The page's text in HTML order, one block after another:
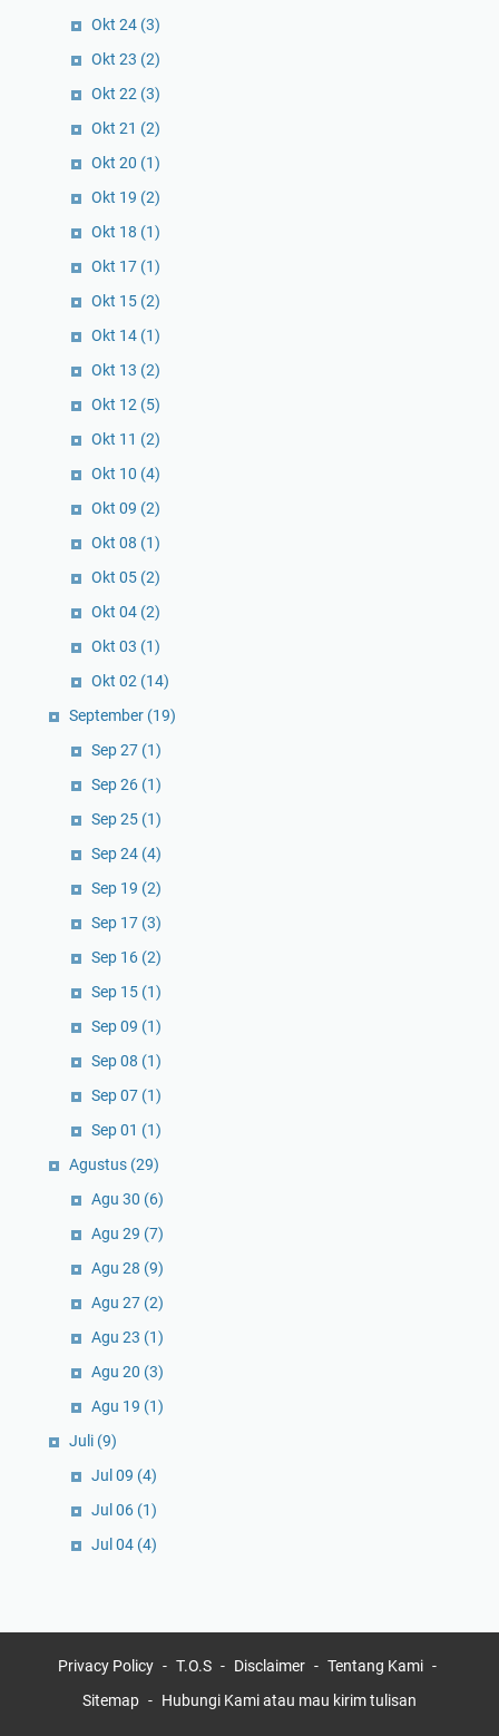
Okt 24 (3)
Okt 23 (2)
Okt 22 (3)
Okt 21 (2)
Okt 20 (1)
Okt 19 (2)
Okt 18 (1)
Okt 17 (1)
Okt 15 (2)
Okt 14 (1)
Okt 13 (2)
Okt 12 (5)
Okt 11 (2)
Okt 10 (4)
Okt 09 (2)
Okt 08 (1)
Okt 05 (2)
Okt 04 (2)
Okt 03 (1)
Okt 02 (14)
September (19)
Sep 27 (1)
Sep 26 (1)
Sep 25 (1)
Sep 24 (4)
Sep 19 (2)
Sep 17 (3)
Sep 16 (2)
Sep 15 (1)
Sep 09 (1)
Sep 08 (1)
Sep 07 (1)
Sep 01 (1)
Agustus (29)
Agu 30 (6)
Agu 29 (7)
Agu 28 (9)
Agu 27 (2)
Agu 23 (1)
Agu 20 (3)
Agu 19 (1)
Juli (9)
Jul 09 (4)
Jul 06 (1)
Jul 04 (4)
Privacy Policy T.O.S Disclaimer
Tentang Kami
Sitemap
Hubungi Kami atau mau kirim tulisan